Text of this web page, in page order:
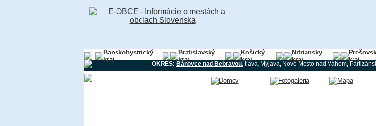
Banskobystrický
kraj
Bratislavský
kraj
Košický
kraj
Nitriansky
kraj
kraj
OKRES: Bánovce nad Bebravou,Ilava, Myjava, Nové Mesto nad Váhom,